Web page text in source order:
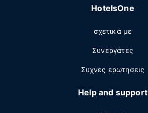
HotelsOne
σχετικά με
Συνεργάτες
Συχνες ερωτησεις
Help and support